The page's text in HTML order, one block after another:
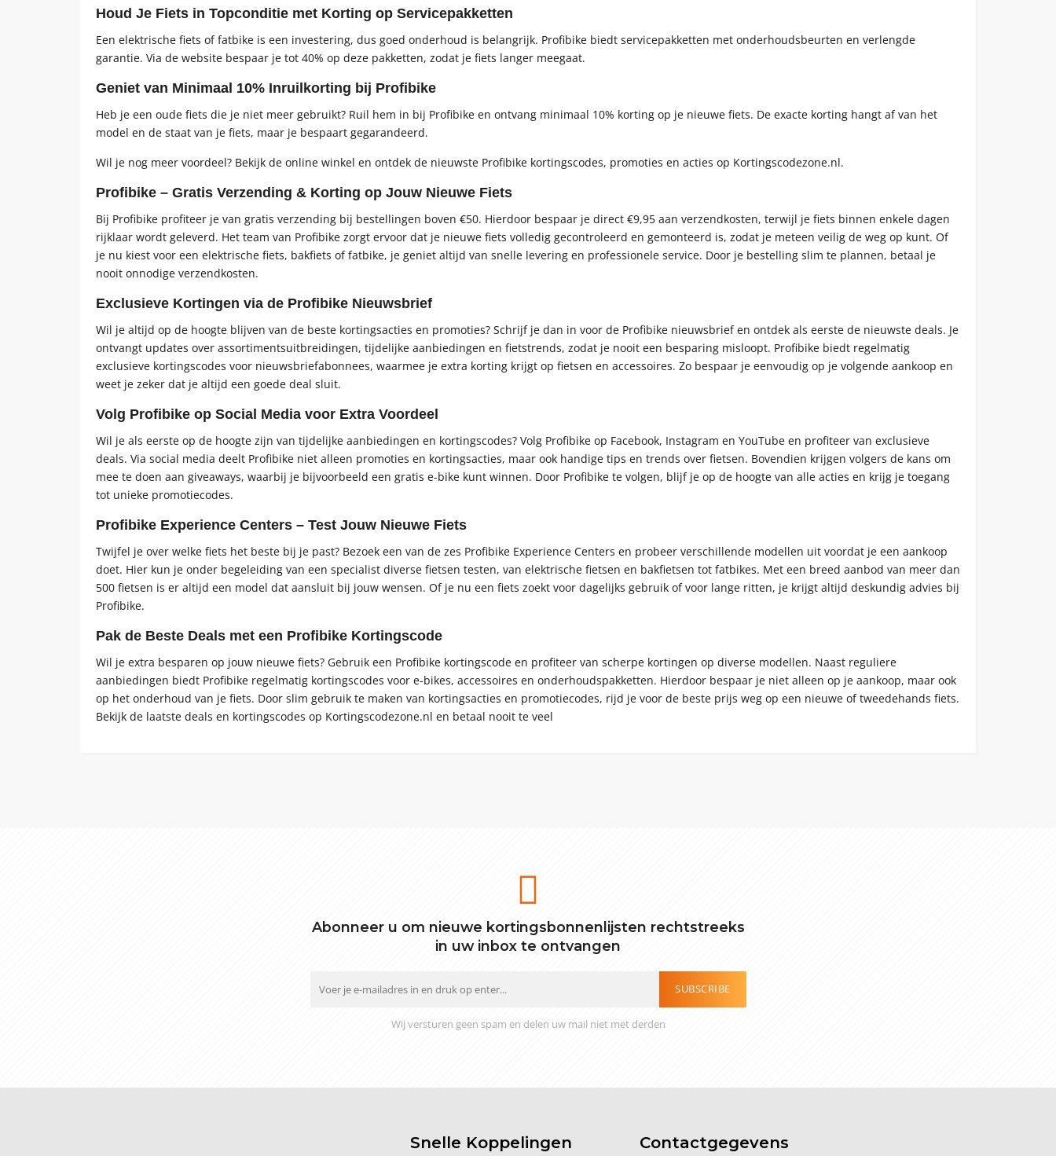
Houd Je Fiets in Topconditie met Korting op Servicepakketten
Een elektrische fiets of fatbike is een investering, dus goed onderhoud is belangrijk. Profibike biedt servicepakketten met onderhoudsbeurten en verlengde
garantie. Via de website bespaar je tot 40% op deze pakketten, zodat je fiets langer meegaat.
Geniet van Minimaal 10% Inruilkorting bij Profibike
Heb je een oude fiets die je niet meer gebruikt? Ruil hem in bij Profibike en ontvang minimaal 10% korting op je nieuwe fiets. De exacte korting hangt af van het
model en de staat van je fiets, maar je bespaart gegarandeerd.
Wil je nog meer voordeel? Bekijk de online winkel en ontdek de nieuwste Profibike kortingscodes, promoties en acties op Kortingscodezone.nl.
Profibike – Gratis Verzending & Korting op Jouw Nieuwe Fiets
Bij Profibike profiteer je van gratis verzending bij bestellingen boven €50. Hierdoor bespaar je direct €9,95 aan verzendkosten, terwijl je fiets binnen enkele dagen
rijklaar wordt geleverd. Het team van Profibike zorgt ervoor dat je nieuwe fiets volledig gecontroleerd en gemonteerd is, zodat je meteen veilig de weg op kunt. Of
je nu kiest voor een elektrische fiets, bakfiets of fatbike, je geniet altijd van snelle levering en professionele service. Door je bestelling slim te plannen, betaal je
nooit onnodige verzendkosten.
Exclusieve Kortingen via de Profibike Nieuwsbrief
Wil je altijd op de hoogte blijven van de beste kortingsacties en promoties? Schrijf je dan in voor de Profibike nieuwsbrief en ontdek als eerste de nieuwste deals. Je
ontvangt updates over assortimentsuitbreidingen, tijdelijke aanbiedingen en fietstrends, zodat je nooit een besparing misloopt. Profibike biedt regelmatig
exclusieve kortingscodes voor nieuwsbriefabonnees, waarmee je extra korting krijgt op fietsen en accessoires. Zo bespaar je eenvoudig op je volgende aankoop en
weet je zeker dat je altijd een goede deal sluit.
Volg Profibike op Social Media voor Extra Voordeel
Wil je als eerste op de hoogte zijn van tijdelijke aanbiedingen en kortingscodes? Volg Profibike op Facebook, Instagram en YouTube en profiteer van exclusieve
deals. Via social media deelt Profibike niet alleen promoties en kortingsacties, maar ook handige tips en trends over fietsen. Bovendien krijgen volgers de kans om
mee te doen aan giveaways, waarbij je bijvoorbeeld een gratis e-bike kunt winnen. Door Profibike te volgen, blijf je op de hoogte van alle acties en krijg je toegang
tot unieke promotiecodes.
Profibike Experience Centers – Test Jouw Nieuwe Fiets
Twijfel je over welke fiets het beste bij je past? Bezoek een van de zes Profibike Experience Centers en probeer verschillende modellen uit voordat je een aankoop
doet. Hier kun je onder begeleiding van een specialist diverse fietsen testen, van elektrische fietsen en bakfietsen tot fatbikes. Met een breed aanbod van meer dan
500 fietsen is er altijd een model dat aansluit bij jouw wensen. Of je nu een fiets zoekt voor dagelijks gebruik of voor lange ritten, je krijgt altijd deskundig advies bij
Profibike.
Pak de Beste Deals met een Profibike Kortingscode
Wil je extra besparen op jouw nieuwe fiets? Gebruik een Profibike kortingscode en profiteer van scherpe kortingen op diverse modellen. Naast reguliere
aanbiedingen biedt Profibike regelmatig kortingscodes voor e-bikes, accessoires en onderhoudspakketten. Hierdoor bespaar je niet alleen op je aankoop, maar ook
op het onderhoud van je fiets. Door slim gebruik te maken van kortingsacties en promotiecodes, rijd je voor de beste prijs weg op een nieuwe of tweedehands fiets.
Bekijk de laatste deals en kortingscodes op Kortingscodezone.nl en betaal nooit te veel
Abonneer u om nieuwe kortingsbonnenlijsten rechtstreeks
in uw inbox te ontvangen
SUBSCRIBE
Wij versturen geen spam en delen uw mail niet met derden
Snelle Koppelingen Contactgegevens